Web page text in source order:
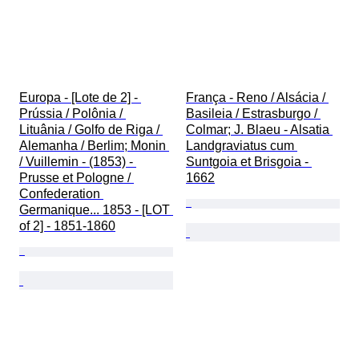
Europa - [Lote de 2] -
Prússia / Polônia /
Lituânia / Golfo de Riga /
Alemanha / Berlim; Monin
/ Vuillemin - (1853) -
Prusse et Pologne /
Confederation
Germanique... 1853 - [LOT
of 2] - 1851-1860
França - Reno / Alsácia /
Basileia / Estrasburgo /
Colmar; J. Blaeu - Alsatia
Landgraviatus cum
Suntgoia et Brisgoia -
1662